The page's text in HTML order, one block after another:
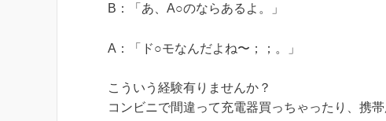
B：「あ、A○のならあるよ。」
A：「ド○モなんだよね〜；；。」
こういう経験有りませんか？
コンビニで間違って充電器買っちゃったり、携